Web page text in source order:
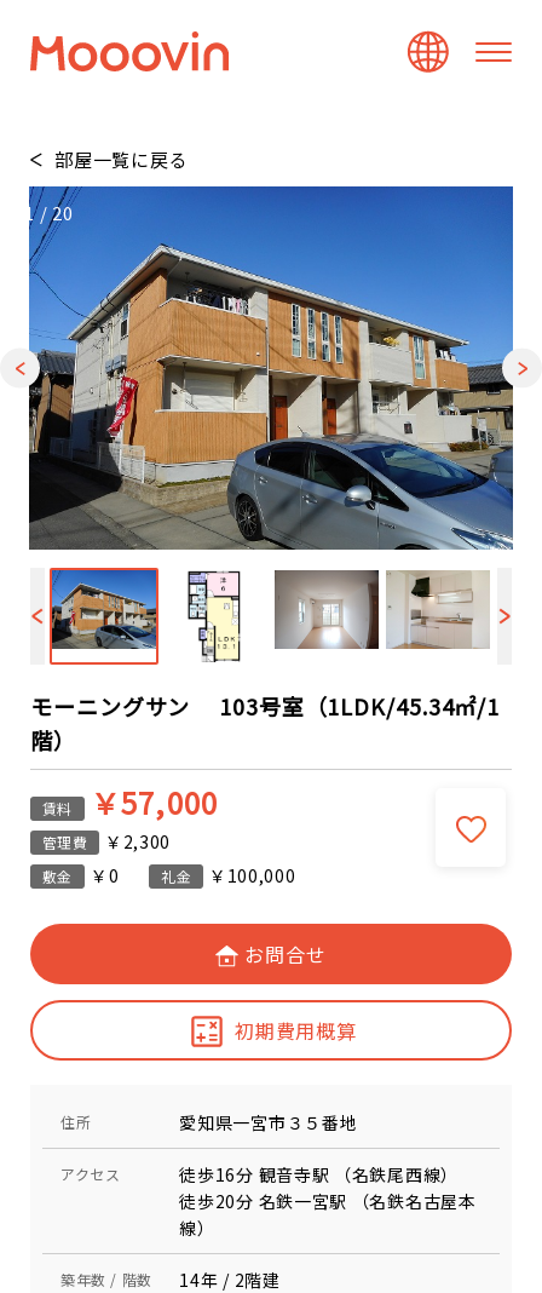
部屋一覧に戻る
1/20
モーニングサン 103号室（1LDK/45.34㎡/1
階）
賃料 ￥57,000
管理費 ￥2,300
敷金 ￥0 礼金 ￥100,000
お問合せ
初期費用概算
住所 愛知県一宮市３５番地
アクセス
徒歩16分 観音寺駅 （名鉄尾西線）
徒歩20分 名鉄一宮駅 （名鉄名古屋本
線）
築年数 / 階数 14年 / 2階建